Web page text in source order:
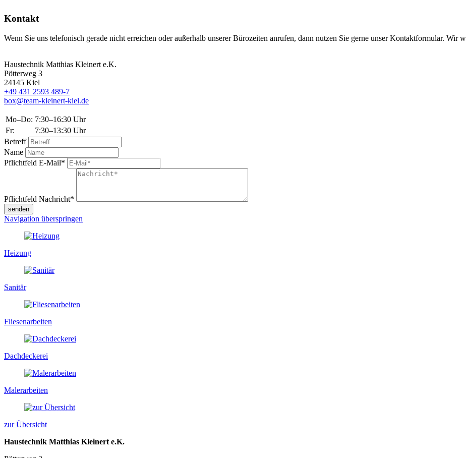
Kontakt
Wenn Sie uns telefonisch gerade nicht erreichen oder außerhalb unserer Bürozeiten anrufen, dann nutzen Sie gerne unser Kontaktformular. Wir
Haustechnik Matthias Kleinert e.K.
Pötterweg 3
24145 Kiel
+49 431 2593 489-7
box@team-kleinert-kiel.de
Mo–Do: 7:30–16:30 Uhr
Fr:
7:30–13:30 Uhr
Betreff
Name
Pflichtfeld E-Mail*
Pflichtfeld Nachricht*
senden
Navigation überspringen
Heizung
Sanitär
Fliesenarbeiten
Dachdeckerei
Malerarbeiten
zur Übersicht
Haustechnik Matthias Kleinert e.K.